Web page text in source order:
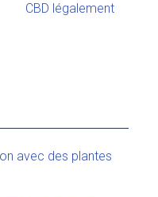
CBD légalement
avec des plantes